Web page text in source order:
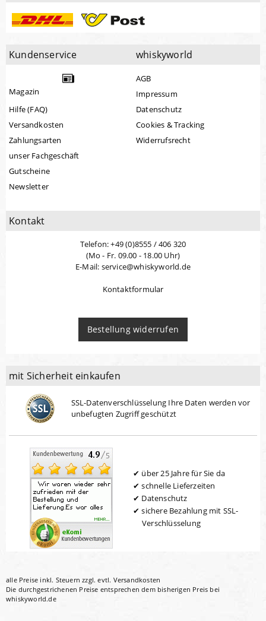
Kundenservice
Magazin
Hilfe (FAQ)
Versandkosten
Zahlungsarten
unser Fachgeschäft
Gutscheine
Newsletter
whiskyworld
AGB
Impressum
Datenschutz
Cookies & Tracking
Widerrufsrecht
Kontakt
Telefon: +49 (0)8555 / 406 320
(Mo - Fr. 09.00 - 18.00 Uhr)
E-Mail: service@whiskyworld.de
Kontaktformular
Bestellung widerrufen
mit Sicherheit einkaufen
SSL-Datenverschlüsselung Ihre Daten werden vor
unbefugten Zugriff geschützt
über 25 Jahre für Sie da
schnelle Lieferzeiten
Datenschutz
sichere Bezahlung mit SSL-
Verschlüsselung
alle Preise inkl. Steuern zzgl. evtl. Versandkosten
Die durchgestrichenen Preise entsprechen dem bisherigen Preis bei
whiskyworld.de